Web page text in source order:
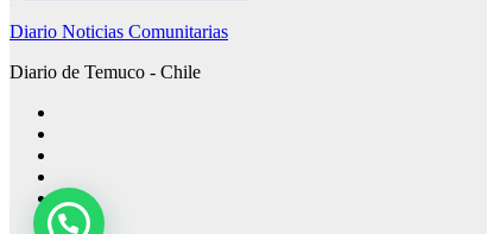
Diario Noticias Comunitarias
Diario de Temuco - Chile